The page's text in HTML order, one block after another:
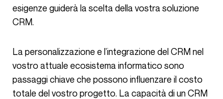
esigenze guiderà la scelta della vostra soluzione
CRM.
La personalizzazione e l’integrazione del CRM nel
vostro attuale ecosistema informatico sono
passaggi chiave che possono influenzare il costo
totale del vostro progetto. La capacità di un CRM